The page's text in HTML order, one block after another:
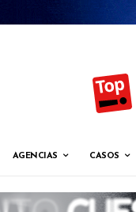
AGENCIAS CASOS